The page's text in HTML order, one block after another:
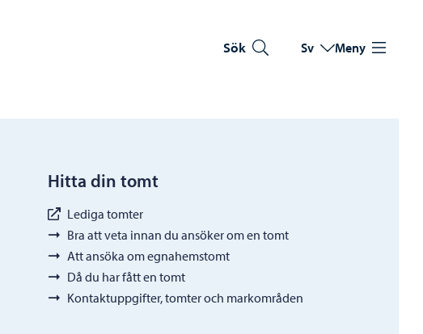
Sök Byt språk
Nuvarande språk:
Sv Meny
Hitta din tomt
Lediga tomter
Bra att veta innan du ansöker om en tomt
Att ansöka om egnahemstomt
Då du har fått en tomt
Kontaktuppgifter, tomter och markområden